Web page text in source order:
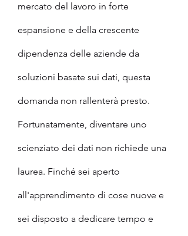
mercato del lavoro in forte
espansione e della crescente
dipendenza delle aziende da
soluzioni basate sui dati, questa
domanda non rallenterà presto.
Fortunatamente, diventare uno
scienziato dei dati non richiede una
laurea. Finché sei aperto
all'apprendimento di cose nuove e
sei disposto a dedicare tempo e